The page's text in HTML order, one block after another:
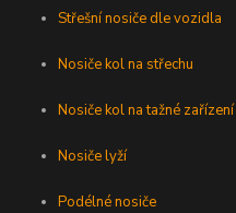
Střešní nosiče dle vozidla
Nosiče kol na střechu
Nosiče kol na tažné zařízení
Nosiče lyží
Podélné nosiče